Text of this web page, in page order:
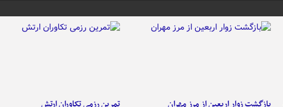
بازگشت زوار اربعین از مرز مهران تمرین رزمی تکاوران ارتش